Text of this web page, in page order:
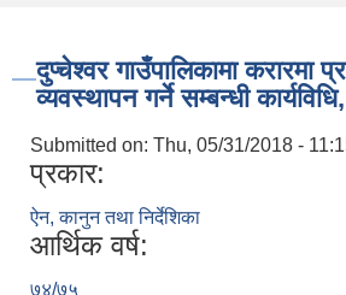
दुप्चेश्वर गाउँपालिकामा करारमा
व्यवस्थापन गर्ने सम्बन्धी
Submitted on: Thu, 05/31/2018 -
प्रकार:
ऐन, कानुन तथा निर्देशिका
आर्थिक वर्ष:
७४/७५